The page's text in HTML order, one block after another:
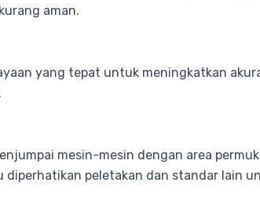
aman.
yang tepat untuk meningkatkan
mesin-mesin dengan area
diperhatikan peletakan dan standar lain